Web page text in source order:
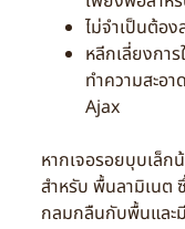
ไม่จำเป็นต้อ
หลีกเลี่ยงกา
ทำความสะอ
Ajax
หากเจอรอยบุบเล็
สำหรับ พื้นลามิเนต
กลมกลืนกับพื้นและ